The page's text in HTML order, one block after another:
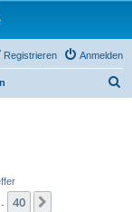
Anmelden
Registrieren
40